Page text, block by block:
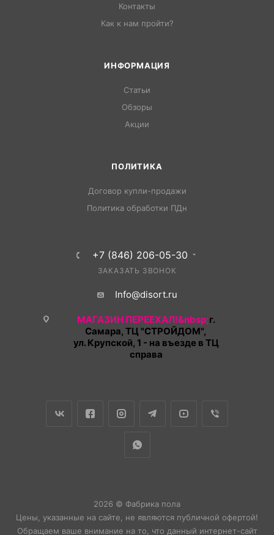
Контакты
Как к нам пройти?
ИНФОРМАЦИЯ
Статьи
Обзоры
Акции
ПОЛИТИКА
Договор купли-продажи
Политика обработки ПДн
+7 (846) 206-05-30
ЗАКАЗАТЬ ЗВОНОК
Info@disort.ru
МАГАЗИН ПЕРЕЕХАЛ!&nbsp;г.
Самара, ТЦ "СТРОЙДОМ",
ул. Крупской, 1 - на въезде в ТЦ
справа
2026 © Фабрика пола
Цены, указанные на сайте, не являются публичной офертой!
Обращаем ваше внимание на то, что данный интернет-сайт